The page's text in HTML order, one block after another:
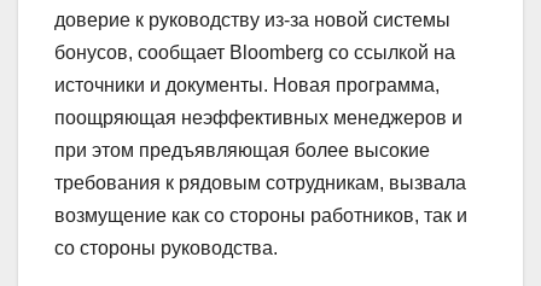
доверие к руководству из-за новой системы
бонусов, сообщает Bloomberg со ссылкой на
источники и документы. Новая программа,
поощряющая неэффективных менеджеров и
при этом предъявляющая более высокие
требования к рядовым сотрудникам, вызвала
возмущение как со стороны работников, так и
со стороны руководства.